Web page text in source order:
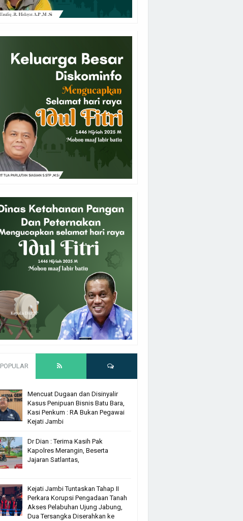
POPULAR
Mencuat Dugaan dan Disinyalir
Kasus Penipuan Bisnis Batu Bara,
Kasi Penkum : RA Bukan Pegawai
Kejati Jambi
Dr Dian : Terima Kasih Pak
Kapolres Merangin, Beserta
Jajaran Satlantas,
Kejati Jambi Tuntaskan Tahap II
Perkara Korupsi Pengadaan Tanah
Akses Pelabuhan Ujung Jabung,
Dua Tersangka Diserahkan ke